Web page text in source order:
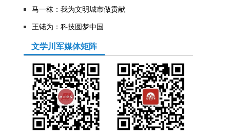
马一秣：我为文明城市做贡献
王锘为：科技圆梦中国
文学川军媒体矩阵